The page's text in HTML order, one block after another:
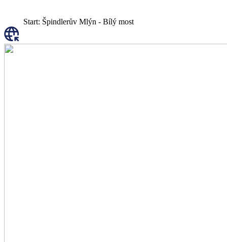
Start: Špindlerův Mlýn - Bílý most